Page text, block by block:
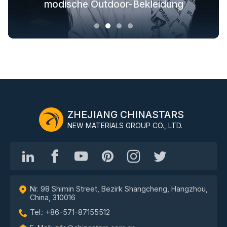
PSA-Arbeitskleidung
modische Outdoor-Bekleidung
Stofflösungen für Oberbekleidung
Sicherheitsbekleidungslösungen
ZHEJIANG CHINASTARS
NEW MATERIALS GROUP CO., LTD.
Nr. 98 Shimin Street, Bezirk Shangcheng, Hangzhou,
China, 310016
Tel.: +86-571-87155512